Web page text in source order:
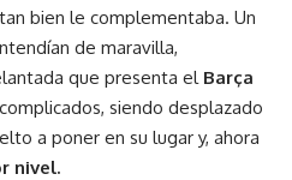
bien le complementaba. Un
de maravilla,
que presenta el Barça
siendo desplazado
a poner en su lugar y, ahora
nivel.